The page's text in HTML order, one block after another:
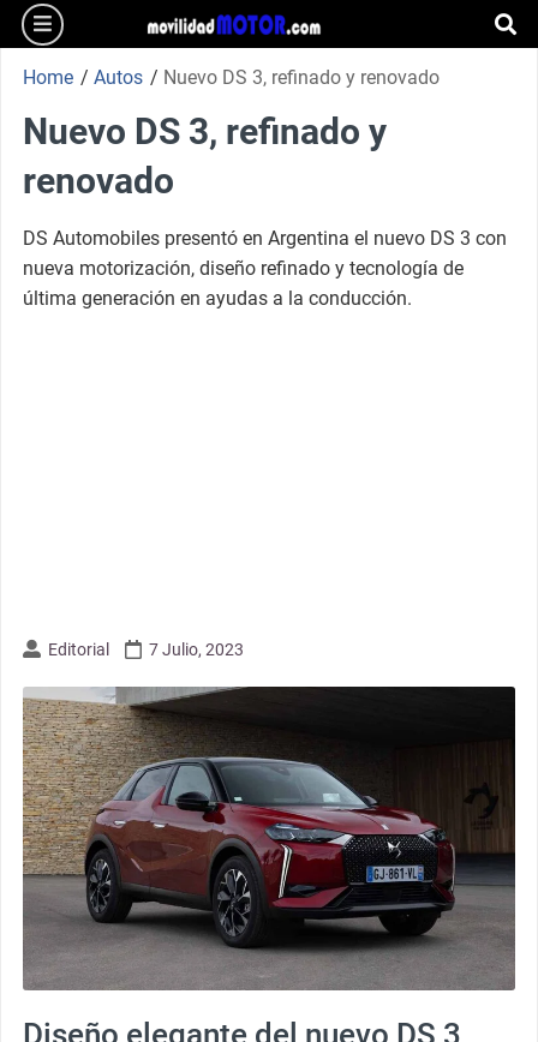
Skip
to
content
burger
Home / Autos / Nuevo DS 3, refinado y renovado
Nuevo DS 3, refinado y
renovado
DS Automobiles presentó en Argentina el nuevo DS 3 con
nueva motorización, diseño refinado y tecnología de
última generación en ayudas a la conducción.
Editorial 7 Julio, 2023
Diseño elegante del nuevo DS 3